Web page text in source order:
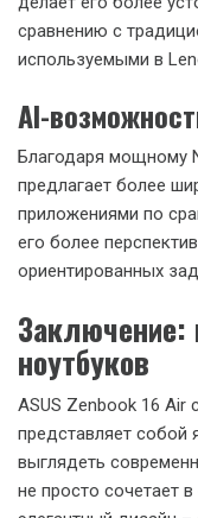
предлагает
MacBook Pro 16″ на
доступную цену. В
архитектуру,
MacBook Pro.
По сравнению с Dell
предлагает более
делает его более
нуждается в
использования
Инновации в
ThinkPad X1
ASUS Zenbook 16 Air
инновационных